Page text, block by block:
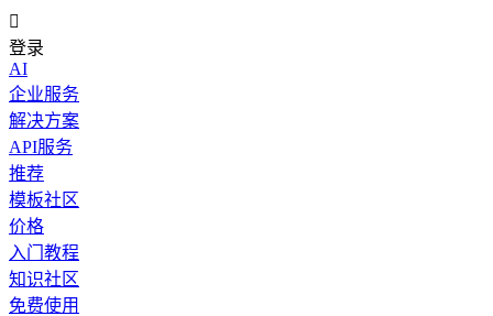

登录
AI
企业服务
解决方案
API服务
推荐
模板社区
价格
入门教程
知识社区
免费使用